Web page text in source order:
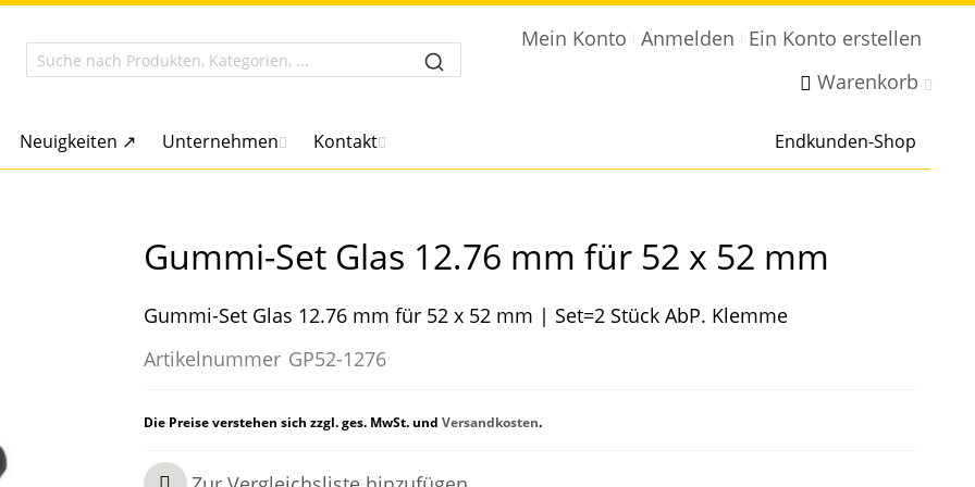
Mein Konto Anmelden
Ein Konto erstellen
Warenkorb
Neuigkeiten ↗ Unternehmen Kontakt Endkunden-Shop
Gummi-Set Glas 12.76 mm für 52 x 52 mm
Gummi-Set Glas 12.76 mm für 52 x 52 mm | Set=2 Stück AbP. Klemme
Artikelnummer GP52-1276
Die Preise verstehen sich zzgl. ges. MwSt. und Versandkosten.